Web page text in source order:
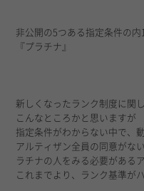
非公開の5つある指定条件の
『プラチナ』
新しくなったランク制度に関
こんなところかと思いますが
指定条件がわからない中で、
アルティザン全員の同意がな
ラチナの人をみる必要がある
これまでより、ランク基準が